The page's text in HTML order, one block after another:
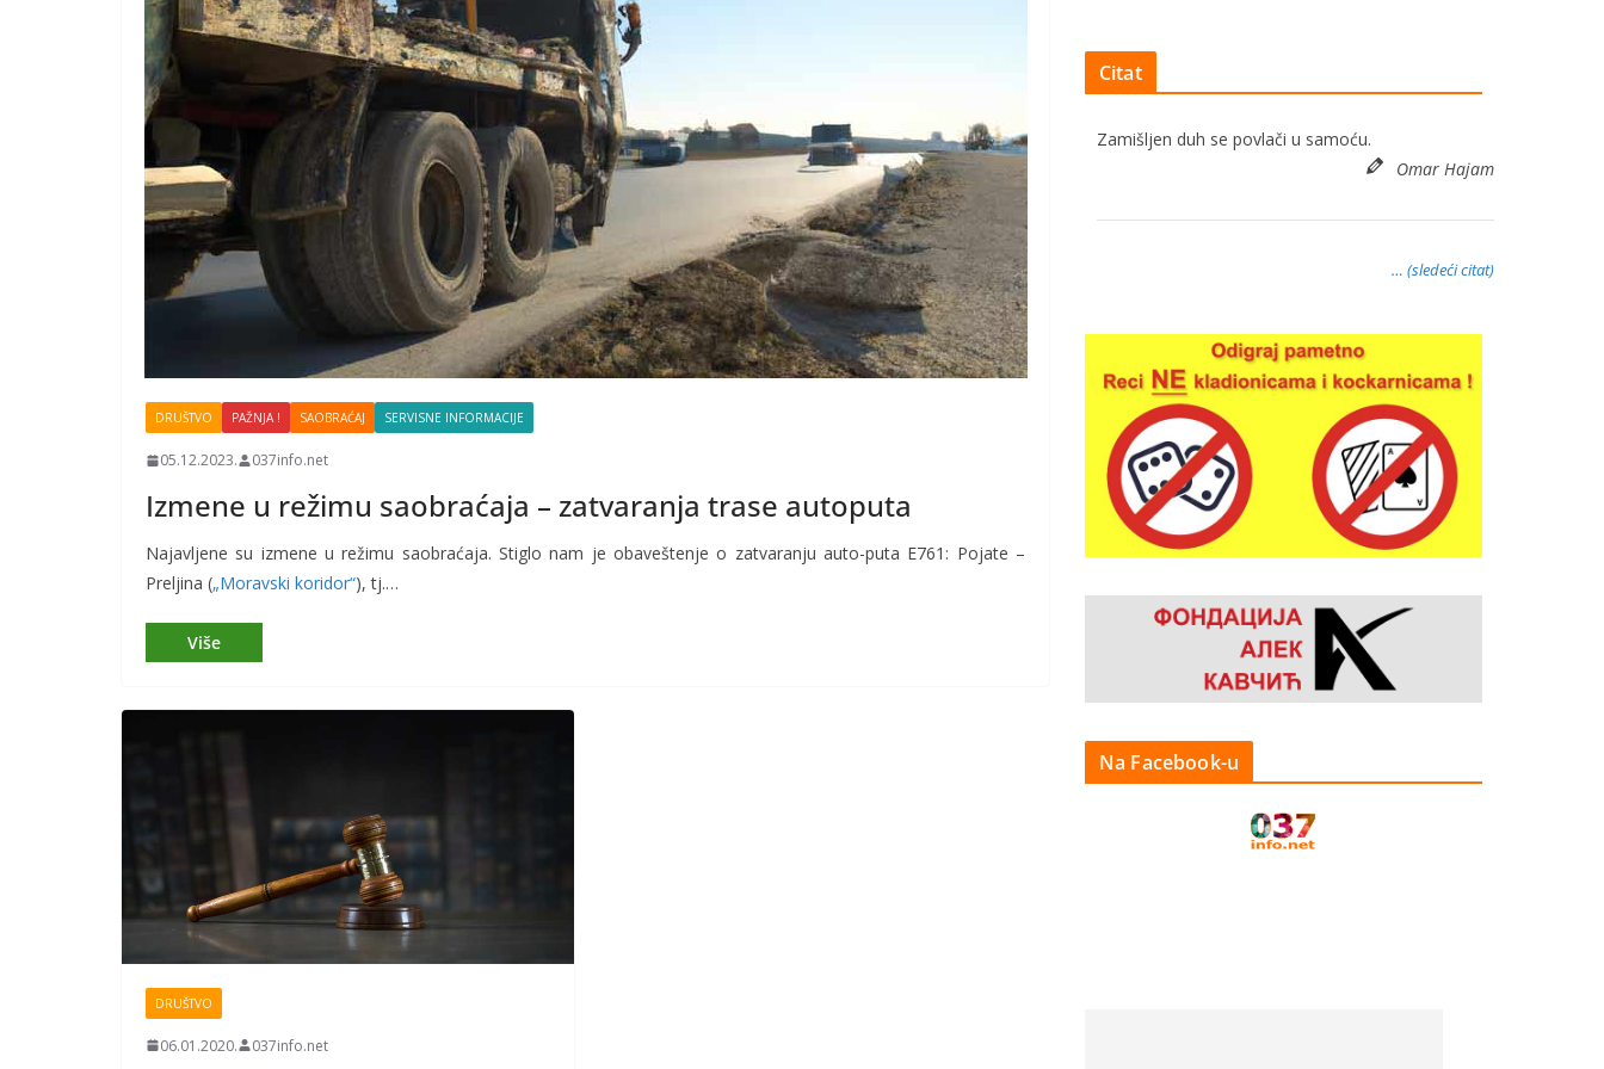
DRUŠTVO PAŽNJA ! SAOBRAĆAJ SERVISNE INFORMACIJE
05.12.2023. 037info.net
Izmene u režimu saobraćaja – zatvaranja trase autoputa
Najavljene su izmene u režimu saobraćaja. Stiglo nam je obaveštenje o zatvaranju auto-puta E761: Pojate –
Preljina („Moravski koridor“), tj.…
DRUŠTVO
06.01.2020. 037info.net
Citat
Zamišljen duh se povlači u samoću.
Omar Hajam
… (sledeći citat)
Na Facebook-u